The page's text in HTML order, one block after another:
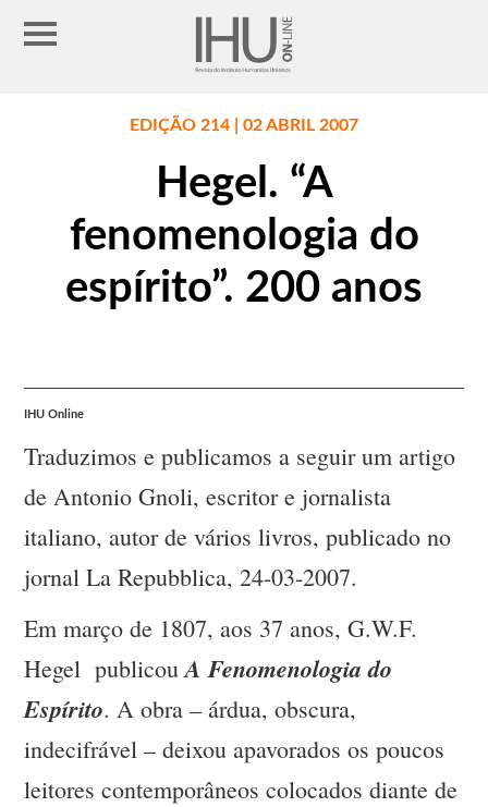
EDIÇÃO 214 | 02 ABRIL 2007
Hegel. “A
fenomenologia do
espírito”. 200 anos
IHU Online
Traduzimos e publicamos a seguir um artigo
de Antonio Gnoli, escritor e jornalista
italiano, autor de vários livros, publicado no
jornal La Repubblica, 24-03-2007.
Em março de 1807, aos 37 anos, G.W.F.
Hegel publicouA Fenomenologia do
Espírito. A obra – árdua, obscura,
indecifrável – deixou apavorados os poucos
leitores contemporâneos colocados diante de